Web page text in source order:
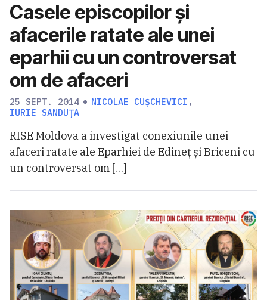
Casele episcopilor și
afacerile ratate ale unei
eparhii cu un controversat
om de afaceri
25 SEPT. 2014 NICOLAE CUȘCHEVICI ,
IURIE SANDUȚA
RISE Moldova a investigat conexiunile unei
afaceri ratate ale Eparhiei de Edineț și Briceni cu
un controversat om […]